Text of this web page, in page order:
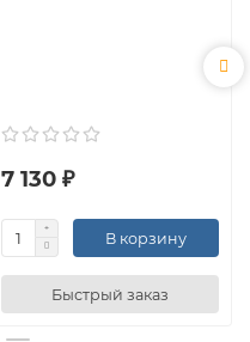
7 130 ₽
В корзину
Быстрый заказ